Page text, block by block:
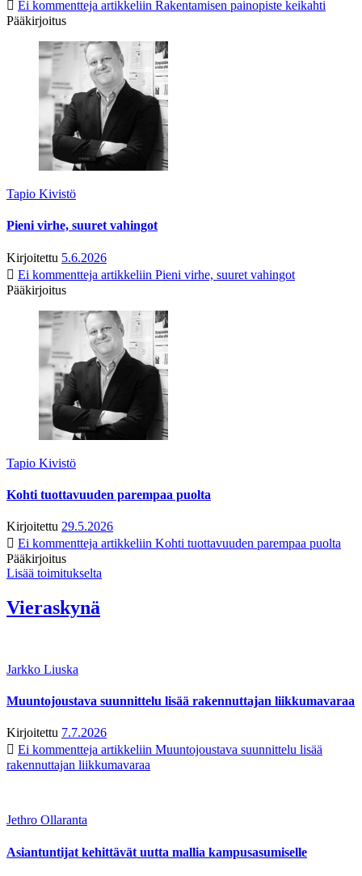
Ei kommentteja artikkeliin Rakentamisen painopiste keikahti
Pääkirjoitus
Tapio Kivistö
Pieni virhe, suuret vahingot
Kirjoitettu 5.6.2026
Ei kommentteja artikkeliin Pieni virhe, suuret vahingot
Pääkirjoitus
Tapio Kivistö
Kohti tuottavuuden parempaa puolta
Kirjoitettu 29.5.2026
Ei kommentteja artikkeliin Kohti tuottavuuden parempaa puolta
Pääkirjoitus
Lisää toimitukselta
Vieraskynä
Jarkko Liuska
Muuntojoustava suunnittelu lisää rakennuttajan liikkumavaraa
Kirjoitettu 7.7.2026
Ei kommentteja artikkeliin Muuntojoustava suunnittelu lisää
rakennuttajan liikkumavaraa
Jethro Ollaranta
Asiantuntijat kehittävät uutta mallia kampusasumiselle